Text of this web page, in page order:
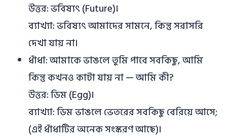
উত্তর: ভবিষ্যৎ (Future)।
ব্যাখ্যা: ভবিষ্যৎ আমাদের সামনে, কিন্তু সরাসরি
দেখা যায় না।
ধাঁধা: আমাকে ভাঙলে তুমি পাবে সবকিছু, আমি
কিন্তু কখনও কাটা যায় না — আমি কী?
উত্তর: ডিম (Egg)।
ব্যাখ্যা: ডিম ভাঙলে ভেতরের সবকিছু বেরিয়ে আসে;
(এই ধাঁধাটির অনেক সংস্করণ আছে)।